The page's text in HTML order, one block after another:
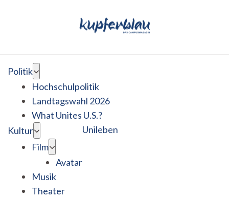
Politik
Hochschulpolitik
Landtagswahl 2026
What Unites U.S.?
Kultur
Film
Avatar
Musik
Theater
Unileben